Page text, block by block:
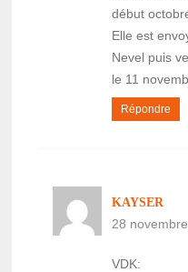
début
Elle est
Nevel puis
le 11
Répondre
KAYSER
28
VDK: